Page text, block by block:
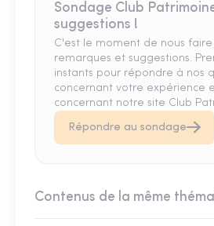
Sondage Club
suggestions !
C'est le moment de nous
remarques et suggestions.
instants pour répondre à nos
concernant votre expérience
concernant notre site Club
Répondre au sondage
Contenus de la même